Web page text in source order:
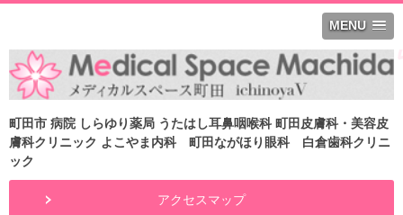
MENU
町田市 病院 しらゆり薬局 うたはし耳鼻咽喉科 町田皮膚科・美容皮
膚科クリニック よこやま内科 町田ながほり眼科 白倉歯科クリニ
ック
アクセスマップ